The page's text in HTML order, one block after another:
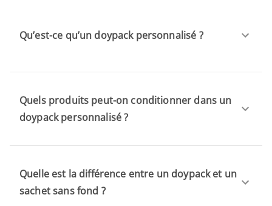
Qu’est-ce qu’un doypack personnalisé ?
Quels produits peut-on conditionner dans un
doypack personnalisé ?
Quelle est la différence entre un doypack et un
sachet sans fond ?